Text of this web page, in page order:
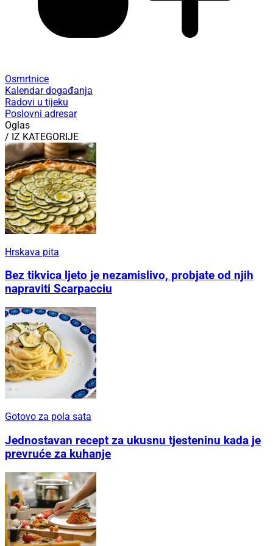
Osmrtnice
Kalendar događanja
Radovi u tijeku
Poslovni adresar
Oglas
/ IZ KATEGORIJE
Hrskava pita
Bez tikvica ljeto je nezamislivo, probjate od njih
napraviti Scarpacciu
Gotovo za pola sata
Jednostavan recept za ukusnu tjesteninu kada je
prevruće za kuhanje